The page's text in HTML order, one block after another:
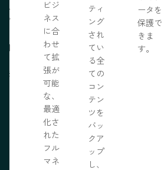
ル
ブ
ビジ
ネス
に合
わせ
て拡
張が
可能
な、
最適
化さ
れた
フル
マネ
ティ
ング
され
てい
る全
ての
コン
テン
ツを
バッ
クア
ップ
し、
ータを
保護で
きま
す。